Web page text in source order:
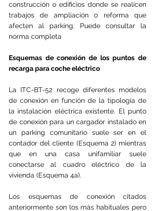
construcción o edificios donde se realicen
trabajos de ampliación o reforma que
afecten al parking. Puede consultar la
norma completa
Esquemas de conexión de los puntos de
recarga para coche eléctrico
La ITC-BT-52 recoge diferentes modelos
de conexión en función de la tipología de
la instalación eléctrica existente. El punto
de conexión para un cargador instalado en
un parking comunitario suele ser en el
contador del cliente (Esquema 2) mientras
que en una casa unifamiliar suele
conectarse al cuadro eléctrico de la
vivienda (Esquema 4a).
Los esquemas de conexión citados
anteriormente son los más habituales pero